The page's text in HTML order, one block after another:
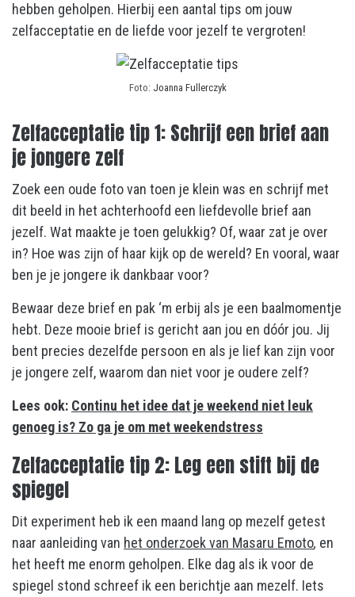
hebben geholpen. Hierbij een aantal tips om jouw
zelfacceptatie en de liefde voor jezelf te vergroten!
Foto: Joanna Fullerczyk
Zelfacceptatie tip 1: Schrijf een brief aan
je jongere zelf
Zoek een oude foto van toen je klein was en schrijf met
dit beeld in het achterhoofd een liefdevolle brief aan
jezelf. Wat maakte je toen gelukkig? Of, waar zat je over
in? Hoe was zijn of haar kijk op de wereld? En vooral, waar
ben je je jongere ik dankbaar voor?
Bewaar deze brief en pak ‘m erbij als je een baalmomentje
hebt. Deze mooie brief is gericht aan jou en dóór jou. Jij
bent precies dezelfde persoon en als je lief kan zijn voor
je jongere zelf, waarom dan niet voor je oudere zelf?
Lees ook: Continu het idee dat je weekend niet leuk
genoeg is? Zo ga je om met weekendstress
Zelfacceptatie tip 2: Leg een stift bij de
spiegel
Dit experiment heb ik een maand lang op mezelf getest
naar aanleiding van het onderzoek van Masaru Emoto, en
het heeft me enorm geholpen. Elke dag als ik voor de
spiegel stond schreef ik een berichtje aan mezelf. Iets